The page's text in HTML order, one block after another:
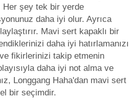
Her şey tek bir yerde
daha iyi olur. Ayrıca
Mavi sert kapaklı bir
daha iyi hatırlamanızı
fikirlerinizi takip etmenin
daha iyi not alma ve
Longgang Haha'dan mavi sert
bir seçimdir.